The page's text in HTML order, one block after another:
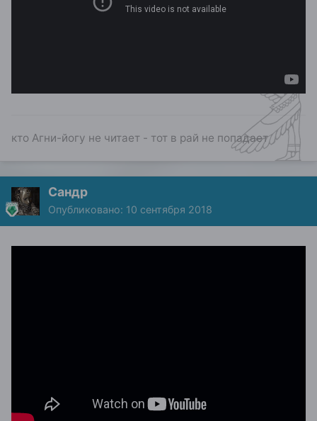
кто Агни-йогу не читает - тот в рай не попадает
Сандр
Опубликовано: 10 сентября 2018